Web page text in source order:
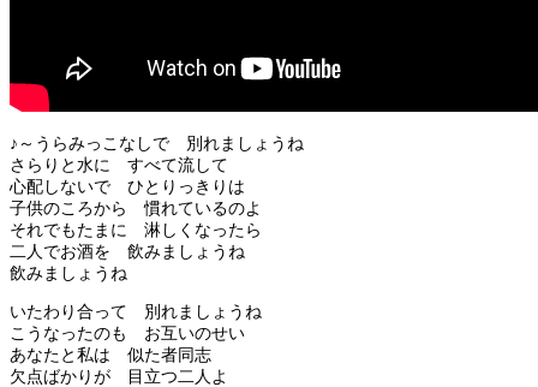
♪～うらみっこなしで 別れましょうね
さらりと水に すべて流して
心配しないで ひとりっきりは
子供のころから 慣れているのよ
それでもたまに 淋しくなったら
二人でお酒を 飲みましょうね
飲みましょうね
いたわり合って 別れましょうね
こうなったのも お互いのせい
あなたと私は 似た者同志
欠点ばかりが 目立つ二人よ